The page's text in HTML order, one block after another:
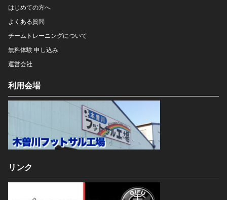
はじめての方へ
よくある質問
チームトレーニングについて
無料体験 申し込み
運営会社
利用会場
リンク